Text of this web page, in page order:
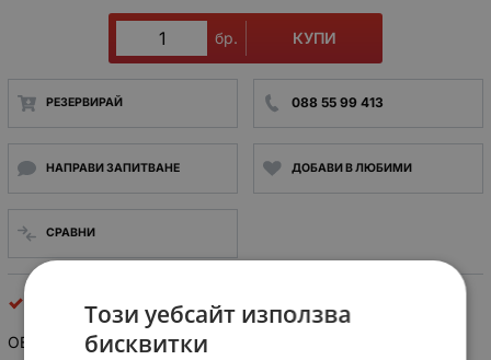
бр. КУПИ
РЕЗЕРВИРАЙ 088 55 99 413
НАПРАВИ ЗАПИТВАНЕ ДОБАВИ В ЛЮБИМИ
СРАВНИ
интегрални схеми
OEC 8032 B
Този уебсайт използва
бисквитки